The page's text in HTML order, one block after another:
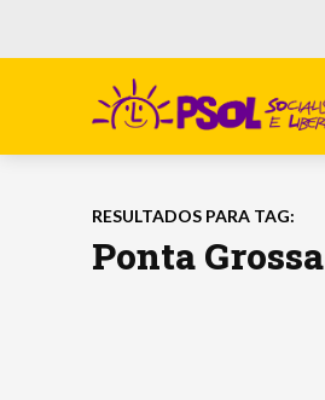
RESULTADOS PARA TAG:
Ponta Grossa